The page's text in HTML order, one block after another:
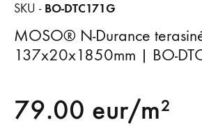
SKU - BO-DTC171G
MOSO® N-Durance
137x20x1850mm | BO-
79.00 eur/m²